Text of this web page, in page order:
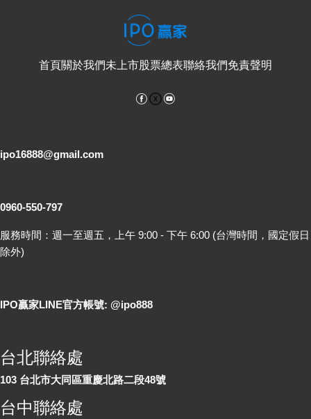
首頁關於我們未上市股票總表聯絡我們免責聲明
Facebook
ipo16888@gmail.com
0960-550-797
服務時間：週一至週五，上午 9:00 - 下午 6:00 (台灣時間，國定假日
除外)
IPO贏家LINE官方帳號: @ipo888
台北聯絡處
103 台北市大同區重慶北路二段48號
台中聯絡處